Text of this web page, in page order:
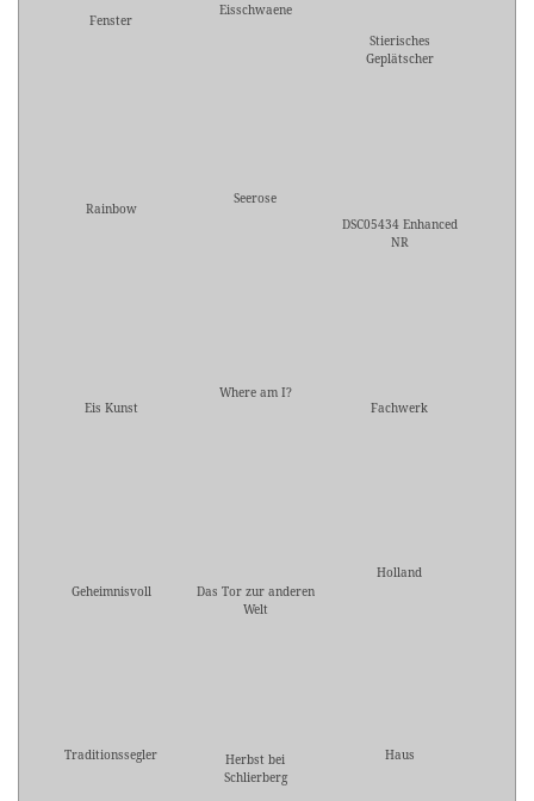
Fenster
Eisschwaene
Stierisches
Geplätscher
Rainbow
Seerose
DSC05434 Enhanced
NR
Eis Kunst
Where am I?
Fachwerk
Geheimnisvoll
Das Tor zur anderen
Welt
Holland
Traditionssegler
Herbst bei
Schlierberg
Haus